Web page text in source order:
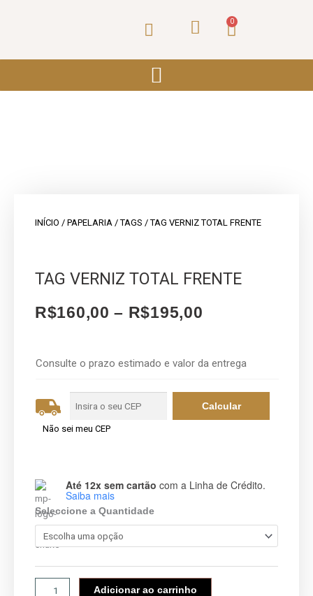
0
Carrinho
INÍCIO / PAPELARIA /TAGS / TAG VERNIZ TOTAL FRENTE
TAG VERNIZ TOTAL FRENTE
R$160,00 – R$195,00
R$160,00
R$195,00
Consulte o prazo estimado e valor da entrega
Não sei meu CEP
Até 12x sem cartão com a Linha de Crédito.
Saiba mais
Seleccione a Quantidade
TAG
VERNIZ
TOTAL
FRENTE
quantidade
Adicionar ao carrinho